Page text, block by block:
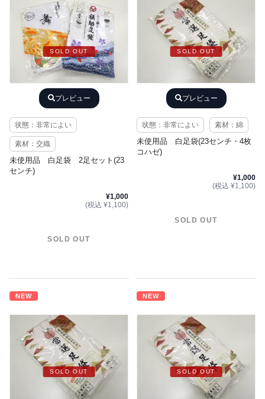
SOLD OUT
プレビュー
状態：非常によい
素材：交織
未使用品 白足袋 2足セット(23
センチ)
¥1,000
(税込 ¥1,100)
SOLD OUT
SOLD OUT
プレビュー
状態：非常によい 素材：綿
未使用品 白足袋(23センチ・4枚
コハゼ)
¥1,000
(税込 ¥1,100)
SOLD OUT
NEW
SOLD OUT
NEW
SOLD OUT